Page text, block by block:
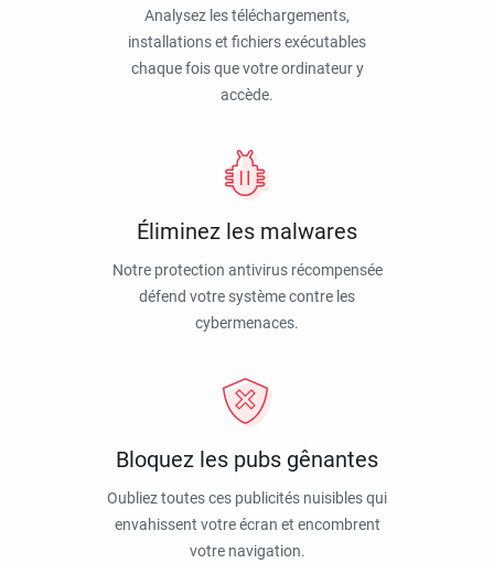
Analysez les téléchargements,
installations et fichiers exécutables
chaque fois que votre ordinateur y
accède.
Éliminez les malwares
Notre protection antivirus récompensée
défend votre système contre les
cybermenaces.
Bloquez les pubs gênantes
Oubliez toutes ces publicités nuisibles qui
envahissent votre écran et encombrent
votre navigation.